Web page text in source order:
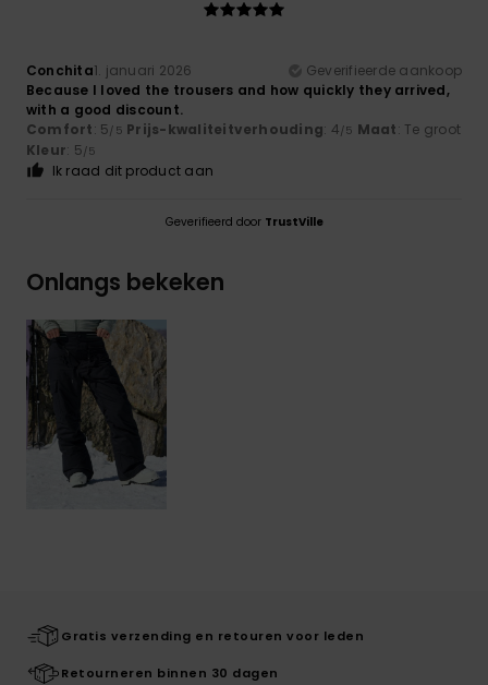
Conchita1. januari 2026
Geverifieerde aankoop
Because I loved the trousers and how quickly they arrived,
with a good discount.
Comfort: 5/5 Prijs-kwaliteitverhouding: 4/5 Maat: Te groot
Kleur: 5/5
Ik raad dit product aan
Geverifieerd door TrustVille
Onlangs bekeken
Gratis verzending en retouren voor leden
Retourneren binnen 30 dagen